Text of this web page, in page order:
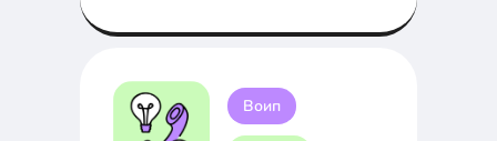
Воип